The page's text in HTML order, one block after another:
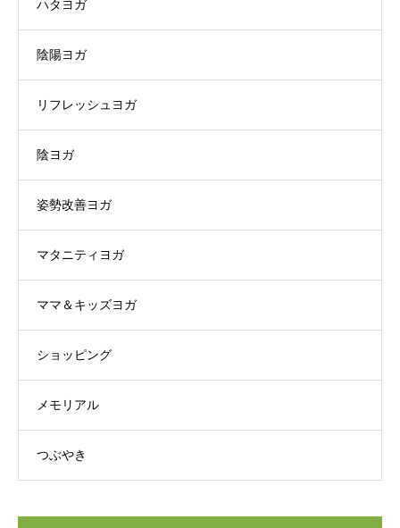
ハタヨガ
陰陽ヨガ
リフレッシュヨガ
陰ヨガ
姿勢改善ヨガ
マタニティヨガ
ママ＆キッズヨガ
ショッピング
メモリアル
つぶやき